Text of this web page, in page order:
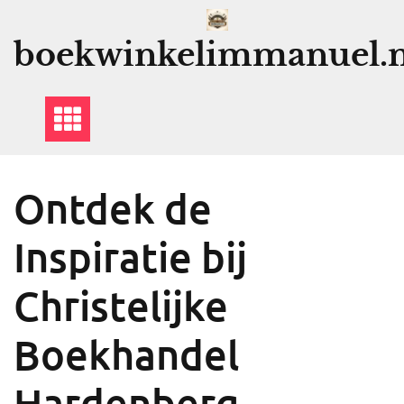
Ontdek de
Inspiratie bij
Christelijke
Boekhandel